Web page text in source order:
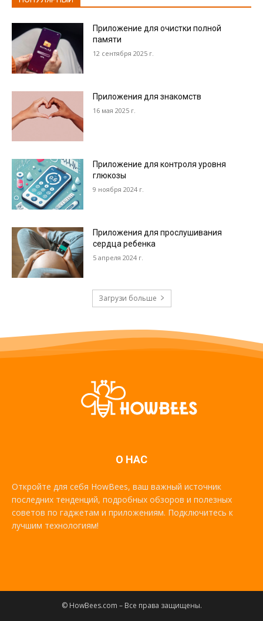
Приложение для очистки полной
памяти
12 сентября 2025 г.
Приложения для знакомств
16 мая 2025 г.
Приложение для контроля уровня
глюкозы
9 ноября 2024 г.
Приложения для прослушивания
сердца ребенка
5 апреля 2024 г.
Загрузи больше
О НАС
Откройте для себя HowBees, ваш важный источник
последних тенденций, подробных обзоров и полезных
советов по гаджетам и приложениям. Подключитесь к
лучшим технологиям!
© HowBees.com – Все права защищены.